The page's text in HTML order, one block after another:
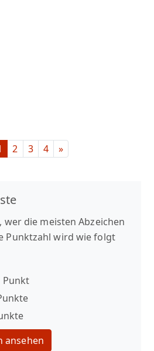
2 3 4 »
wer die meisten Abzeichen
Punktzahl wird wie folgt
Punkt
ansehen